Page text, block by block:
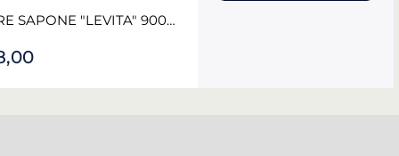
DISPENSER / DISTRIBUTORE SAPONE "LEVITA" 900ML BIANCO IPC